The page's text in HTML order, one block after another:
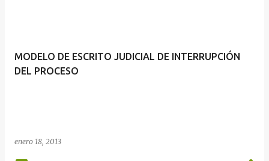
MODELO DE ESCRITO JUDICIAL DE INTERRUPCIÓN
DEL PROCESO
enero 18, 2013